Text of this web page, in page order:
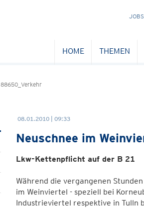
NAVIGATION
JOBS
HOME THEMEN
88650_Verkehr
08.01.2010 | 09:33
Neuschnee im
Lkw-Kettenpflicht auf der B 21
Während die vergangenen
im Weinviertel - speziell bei
Industrieviertel respektive in Tulln